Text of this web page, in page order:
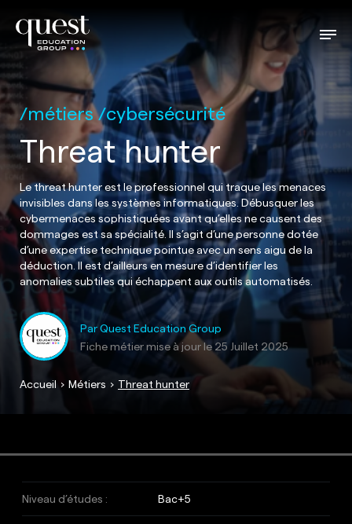
métiers cybersécurité
Threat hunter
Le threat hunter est le professionnel qui traque les menaces
invisibles dans les systèmes informatiques. Débusquer les
cybermenaces sophistiquées avant qu’elles ne causent des
dommages est sa spécialité. Il s’agit d’une personne dotée
d’une expertise technique pointue avec un sens aigu de la
déduction. Il est d’ailleurs en mesure d’identifier les
anomalies subtiles qui échappent aux outils automatisés.
Par Quest Education Group
Fiche métier mise à jour le 25 Juillet 2025
Accueil Métiers Threat hunter
Niveau d’études : Bac+5